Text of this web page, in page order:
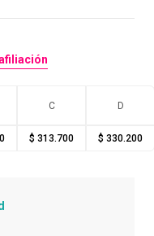
C D
$ 313.700 $ 330.200
creativos